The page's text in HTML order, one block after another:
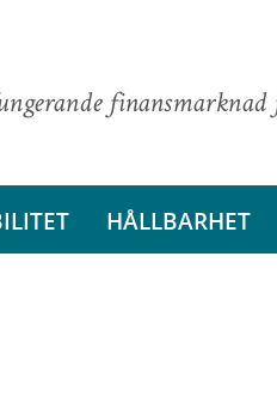
HÅLLBARHET